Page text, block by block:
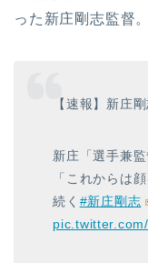
った新庄剛志監督。
【速報】新庄
新庄「選手兼
「これからは
続く #新庄剛志